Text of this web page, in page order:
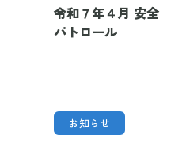
令和７年４月 安全
パトロール
お知らせ